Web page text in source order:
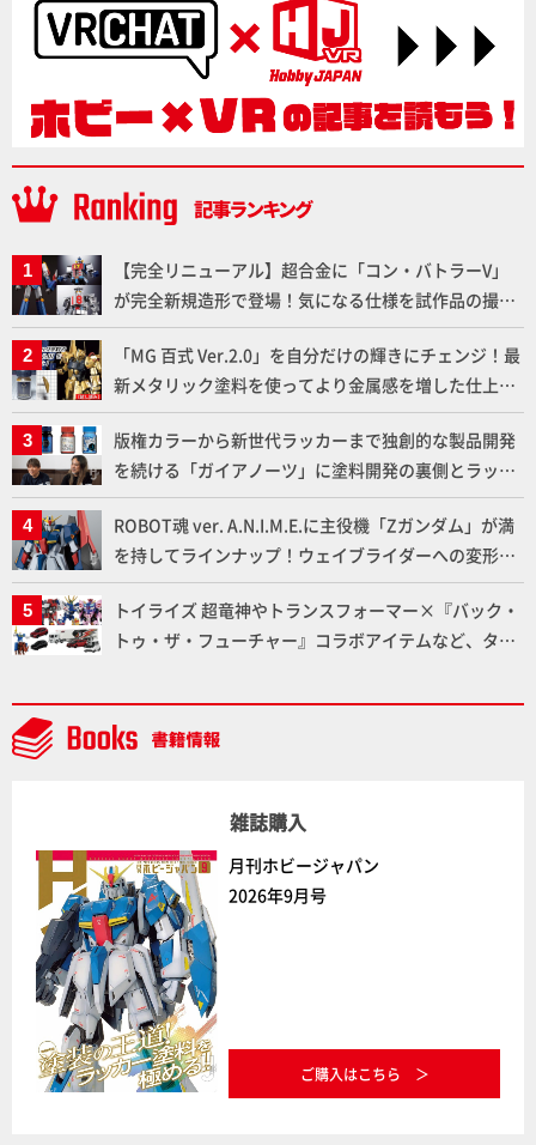
【完全リニューアル】超合金に「コン・バトラーV」
が完全新規造形で登場！気になる仕様を試作品の撮り
下ろしでご紹介!!さらに「大鉄人17」＆「ワンエイ
ト」セット情報もお届け！【超合金の魂】
「MG 百式 Ver.2.0」を自分だけの輝きにチェンジ！最
新メタリック塗料を使ってより金属感を増した仕上が
りに!!【試し読み】
版権カラーから新世代ラッカーまで独創的な製品開発
を続ける「ガイアノーツ」に塗料開発の裏側とラッカ
ー塗料の未来についてインタビュー！
ROBOT魂 ver. A.N.I.M.E.に主役機「Zガンダム」が満
を持してラインナップ！ウェイブライダーへの変形、
劇中どおりのプロポーションを再現【機動戦士Zガン
ダム】
トイライズ 超竜神やトランスフォーマー×『バック・
トゥ・ザ・フューチャー』コラボアイテムなど、タカ
NEWITEM】
雑誌購入
月刊ホビージャパン
2026年9月号
ご購入はこちら